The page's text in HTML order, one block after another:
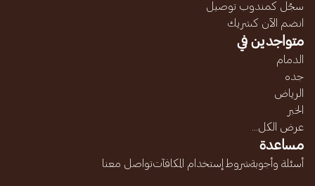
سجّل كمندوب توصيل
انضم الآن كشريك
متواجدين في
الدمام
جده
الرياض
الخبر
عرض الكل...
مساعدة
أسئلة وأجوبةشروط إستخدام المكافآتتواصل معنا